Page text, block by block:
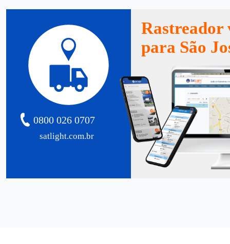
satlight.com.br
0800 026 0707
Rastreador
para São